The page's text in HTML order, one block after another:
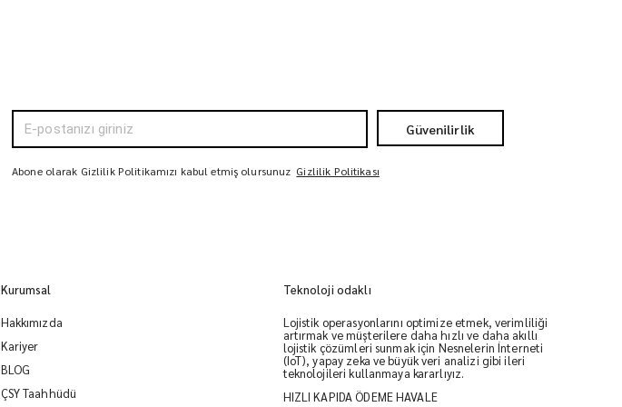
Güvenilirlik
Abone olarak Gizlilik Politikamızı kabul etmiş olursunuz Gizlilik Politikası
Kurumsal
Hakkımızda
Kariyer
BLOG
ÇSY Taahhüdü
Teknoloji odaklı
Lojistik operasyonlarını optimize etmek, verimliliği
artırmak ve müşterilere daha hızlı ve daha akıllı
lojistik çözümleri sunmak için Nesnelerin İnterneti
(IoT), yapay zeka ve büyük veri analizi gibi ileri
teknolojileri kullanmaya kararlıyız.
HIZLI KAPIDA ÖDEME HAVALE